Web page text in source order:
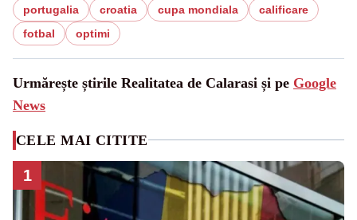
portugalia croatia cupa mondiala
calificare
fotbal
optimi
Urmărește știrile Realitatea de Calarasi și pe Google
News
CELE MAI CITITE
1